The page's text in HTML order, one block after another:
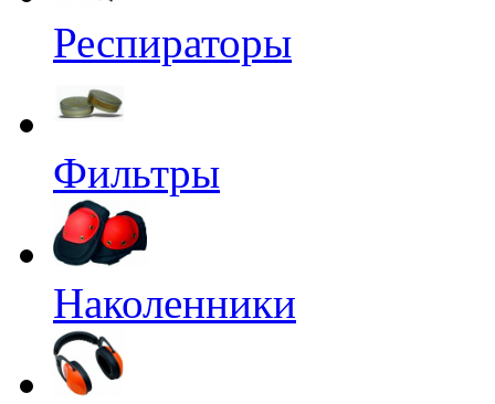
Респираторы
Фильтры
Наколенники